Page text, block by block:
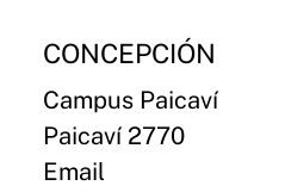
CONCEPCIÓN
Campus Paicaví
Paicaví 2770
Email